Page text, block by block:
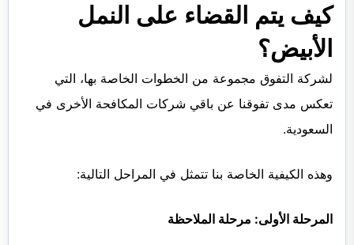
كيف يتم القضاء على النمل
الأبيض؟
لشركة التفوق مجموعة من الخطوات الخاصة بها، التي
تعكس مدى تفوقنا عن باقي شركات المكافحة الأخرى في
السعودية.
وهذه الكيفية الخاصة بنا تتمثل في المراحل التالية:
المرحلة الأولى: مرحلة الملاحظة